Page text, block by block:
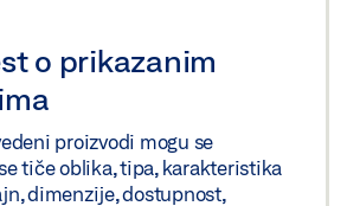
o prikazanim
proizvodi mogu se
tiče oblika, tipa, karakteristika
dimenzije, dostupnost,